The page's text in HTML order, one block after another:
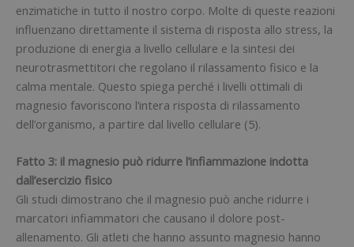
enzimatiche in tutto il nostro corpo. Molte di queste reazioni
influenzano direttamente il sistema di risposta allo stress, la
produzione di energia a livello cellulare e la sintesi dei
neurotrasmettitori che regolano il rilassamento fisico e la
calma mentale. Questo spiega perché i livelli ottimali di
magnesio favoriscono l’intera risposta di rilassamento
dell’organismo, a partire dal livello cellulare (5).
Fatto 3: il magnesio può ridurre l’infiammazione indotta
dall’esercizio fisico
Gli studi dimostrano che il magnesio può anche ridurre i
marcatori infiammatori che causano il dolore post-
allenamento. Gli atleti che hanno assunto magnesio hanno